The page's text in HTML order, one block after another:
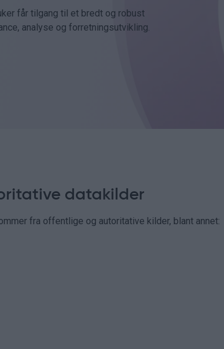
får tilgang til et bredt og robust
analyse og forretningsutvikling.
datakilder
fra offentlige og autoritative kilder, blant annet: